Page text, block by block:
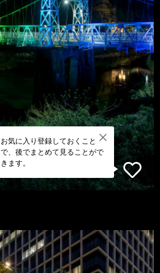
お気に入り登録しておくこと
で、後でまとめて見ることがで
きます。